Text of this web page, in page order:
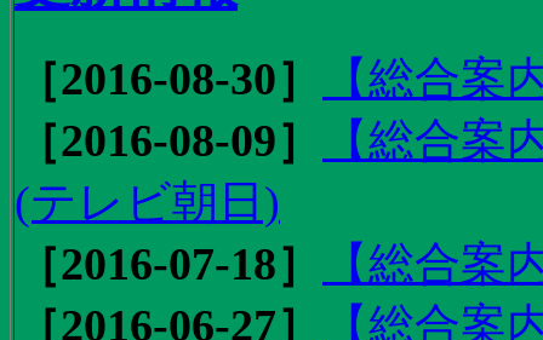
［2016-08-30］
【総合
［2016-08-09］
【総合
(テレビ朝日)
［2016-07-18］
【総合案
［2016-06-27］
【総合案